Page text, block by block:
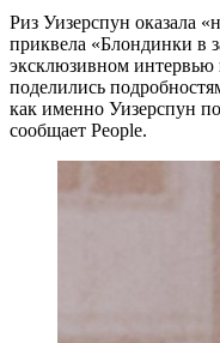
Риз Уизерспун оказала
приквела «Блондинки в
эксклюзивном интервью
поделились
как именно Уизерспун
сообщает People.